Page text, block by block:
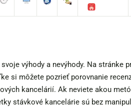
výhody a nevýhody. Na stránke
si môžete pozrieť porovnanie
kancelárií. Ak neviete akou
stávkové kancelárie sú bez